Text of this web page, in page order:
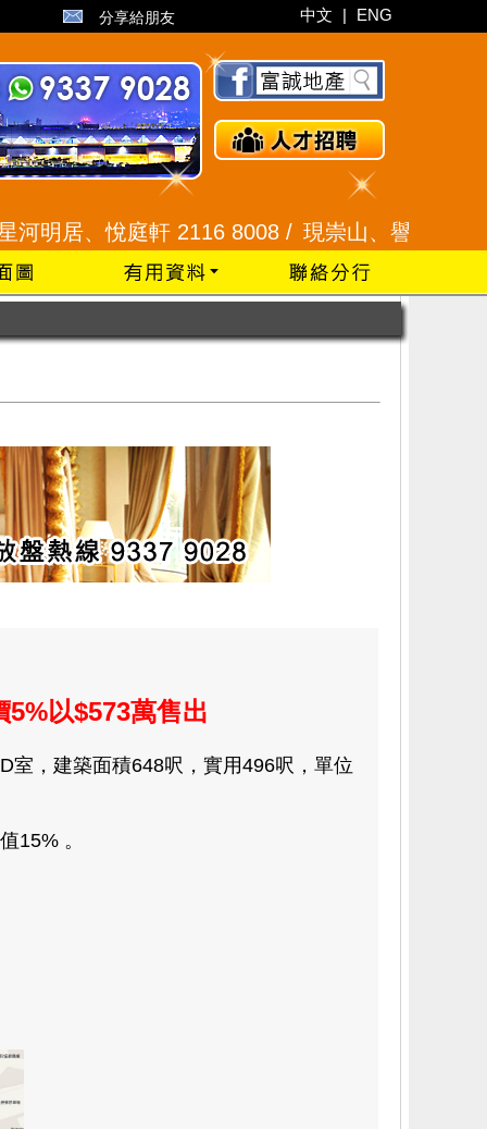
分享給朋友 中文 | ENG
悅庭軒 2116 8008 /現崇山、譽港灣 2345 9926
以$573萬售出
室，建築面積648呎，實用496呎，單位
15% 。